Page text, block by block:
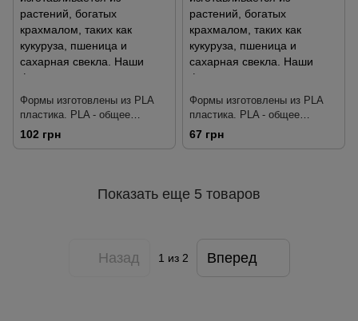
детализа
Формы изготовлены из PLA
пластика. PLA - общее
название, полилактидная
кислота или полиактид,
кукуруза, пшеница и сахарная
свекла. Наши формы
102 грн
Формы изготовлены из PLA
пластика. PLA - общее
название, полилактидная
кислота или полиактид,
кукуруза, пшеница и сахарная
свекла. Наши формы
67 грн
Показать еще 5 товаров
Назад 1 из 2 Вперед